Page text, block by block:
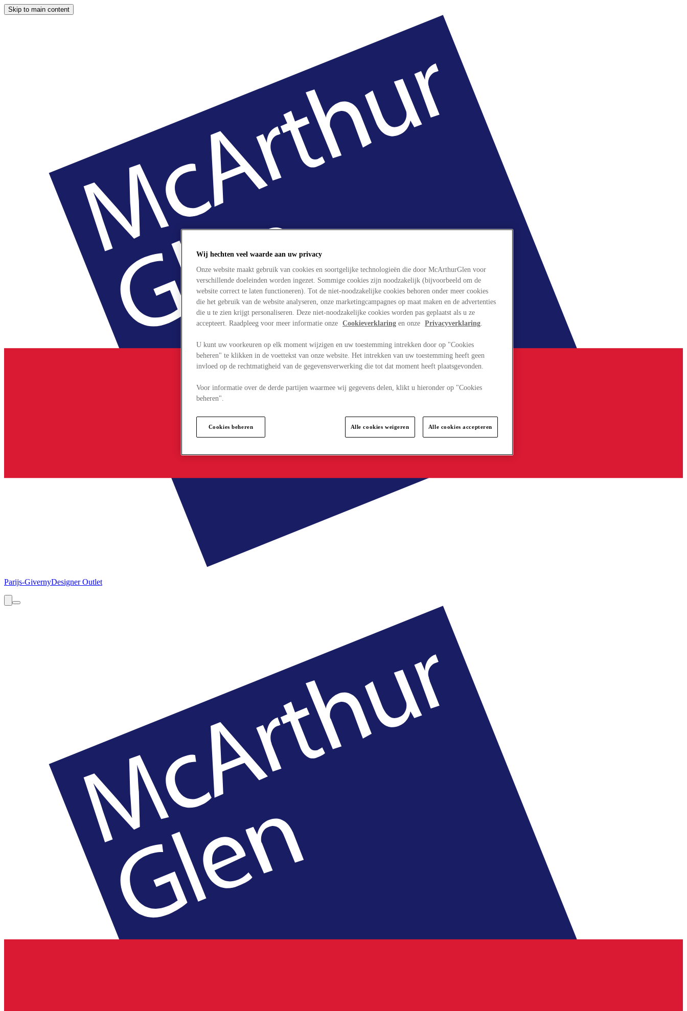
Skip to main content
Parijs-GivernyDesigner Outlet
Wij hechten veel waarde aan uw privacy
Onze website maakt gebruik van cookies en soortgelijke technologieën die door McArthurGlen voor
verschillende doeleinden worden ingezet. Sommige cookies zijn noodzakelijk (bijvoorbeeld om de
website correct te laten functioneren). Tot de niet-noodzakelijke cookies behoren onder meer cookies
die het gebruik van de website analyseren, onze marketingcampagnes op maat maken en de advertenties
die u te zien krijgt personaliseren. Deze niet-noodzakelijke cookies worden pas geplaatst als u ze
accepteert. Raadpleeg voor meer informatie onze Cookieverklaring en onze Privacyverklaring.
U kunt uw voorkeuren op elk moment wijzigen en uw toestemming intrekken door op "Cookies
beheren" te klikken in de voettekst van onze website. Het intrekken van uw toestemming heeft geen
invloed op de rechtmatigheid van de gegevensverwerking die tot dat moment heeft plaatsgevonden.
Voor informatie over de derde partijen waarmee wij gegevens delen, klikt u hieronder op "Cookies
beheren".
Cookies beheren Alle cookies weigeren Alle cookies accepteren